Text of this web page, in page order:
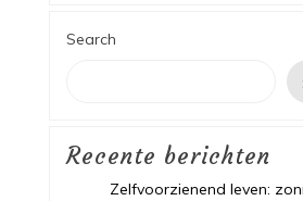
Search
Recente berichten
Zelfvoorzienend leven: